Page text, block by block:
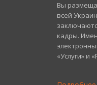
Вы
всей
кадры.
«Услуги» и